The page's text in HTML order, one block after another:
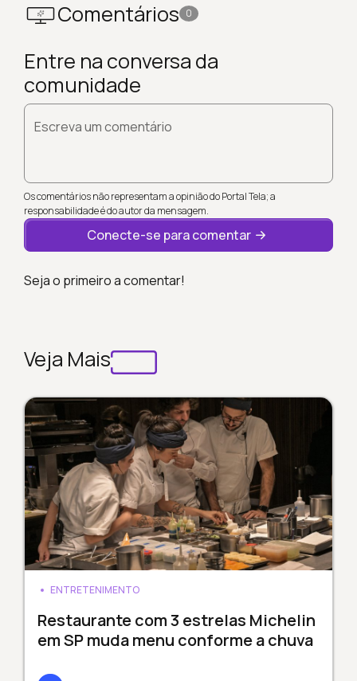
Comentários 0
Entre na conversa da
comunidade
Escreva um comentário
Os comentários não representam a opinião do Portal Tela; a
responsabilidade é do autor da mensagem.
Conecte-se para comentar
Seja o primeiro a comentar!
Veja Mais
ENTRETENIMENTO
Restaurante com 3 estrelas Michelin
em SP muda menu conforme a chuva